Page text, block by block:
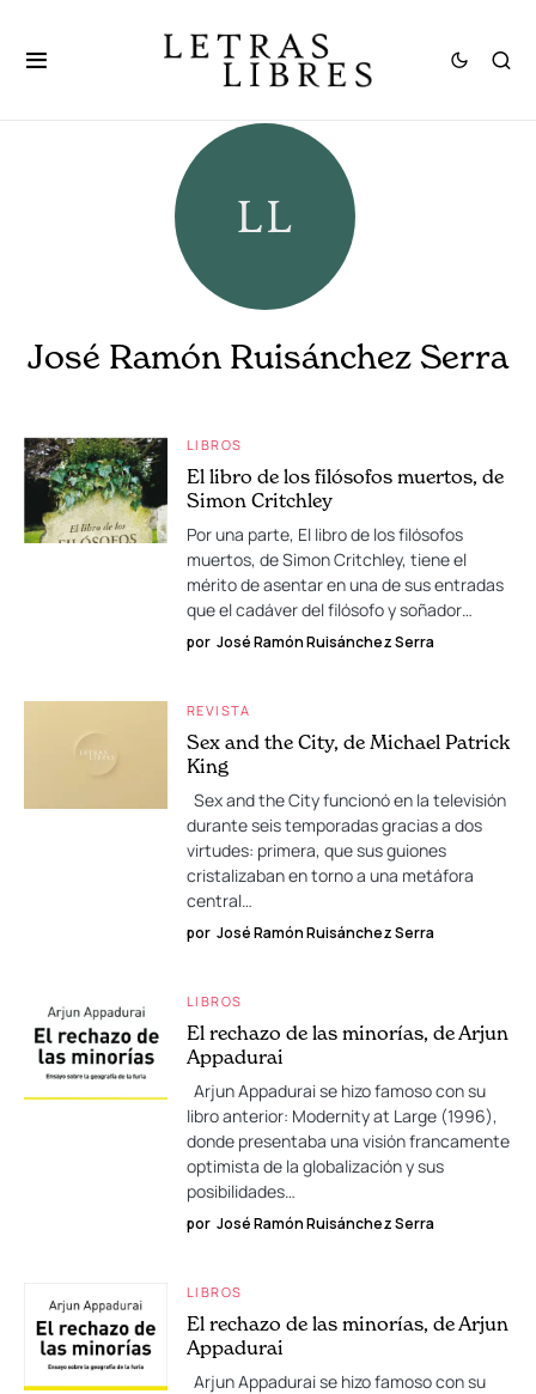
José Ramón Ruisánchez Serra
LIBROS
El libro de los filósofos muertos, de
Simon Critchley
Por una parte, El libro de los filósofos
muertos, de Simon Critchley, tiene el
mérito de asentar en una de sus entradas
que el cadáver del filósofo y soñador…
por José Ramón Ruisánchez Serra
REVISTA
Sex and the City, de Michael Patrick
King
Sex and the City funcionó en la televisión
durante seis temporadas gracias a dos
virtudes: primera, que sus guiones
cristalizaban en torno a una metáfora
central…
por José Ramón Ruisánchez Serra
LIBROS
El rechazo de las minorías, de Arjun
Appadurai
Arjun Appadurai se hizo famoso con su
libro anterior: Modernity at Large (1996),
donde presentaba una visión francamente
optimista de la globalización y sus
posibilidades…
por José Ramón Ruisánchez Serra
LIBROS
El rechazo de las minorías, de Arjun
Appadurai
Arjun Appadurai se hizo famoso con su